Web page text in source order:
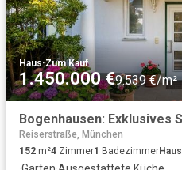
Haus·Zum Kauf
1.450.000 €9.539 €/m²
Reiserstraße, München
152 m²4 Zimmer1 BadezimmerHaus